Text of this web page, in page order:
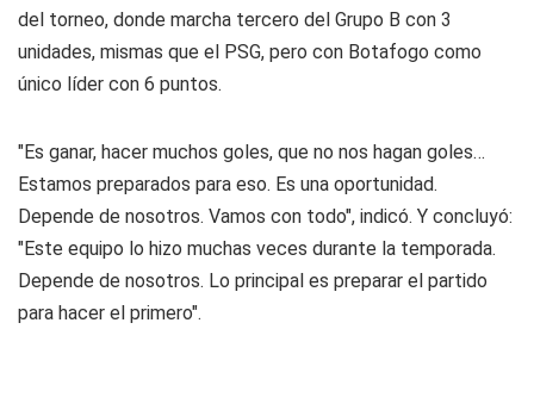
del torneo, donde marcha tercero del Grupo B con 3
unidades, mismas que el PSG, pero con Botafogo como
único líder con 6 puntos.
"Es ganar, hacer muchos goles, que no nos hagan goles…
Estamos preparados para eso. Es una oportunidad.
Depende de nosotros. Vamos con todo", indicó. Y concluyó:
"Este equipo lo hizo muchas veces durante la temporada.
Depende de nosotros. Lo principal es preparar el partido
para hacer el primero".